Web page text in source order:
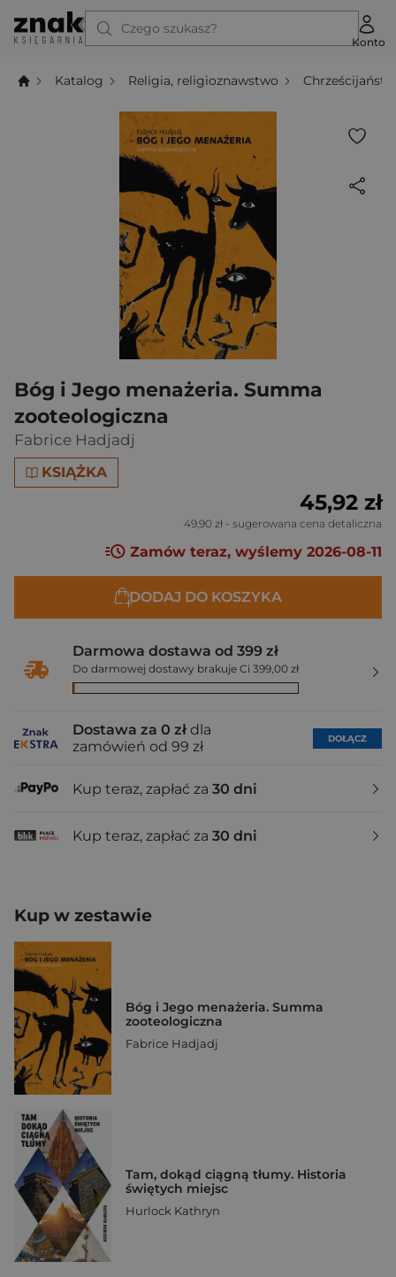
Czego szukasz?
Konto
Katalog Religia, religioznawstwo
Bóg i Jego menażeria. Summa
zooteologiczna
Fabrice Hadjadj
KSIĄŻKA
45,92 zł
49,90 zł - sugerowana cena detaliczna
Zamów teraz, wyślemy 2026-08-11
DODAJ DO KOSZYKA
Darmowa dostawa od 399 zł
Do darmowej dostawy brakuje Ci 399,00 zł
Dostawa za 0 zł dla
zamówień od 99 zł
DOŁĄCZ
Kup teraz, zapłać za 30 dni
Kup teraz, zapłać za 30 dni
Kup w zestawie
Bóg i Jego menażeria. Summa
zooteologiczna
Fabrice Hadjadj
Tam, dokąd ciągną tłumy. Historia
świętych miejsc
Hurlock Kathryn